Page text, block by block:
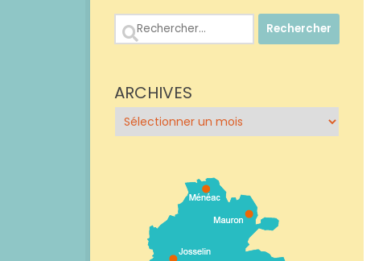
Rechercher :
ARCHIVES
Archives